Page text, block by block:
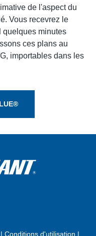
de l'aspect du
Vous recevrez le
quelques minutes
ces plans au
importables dans les
Conditions d'utilisation |